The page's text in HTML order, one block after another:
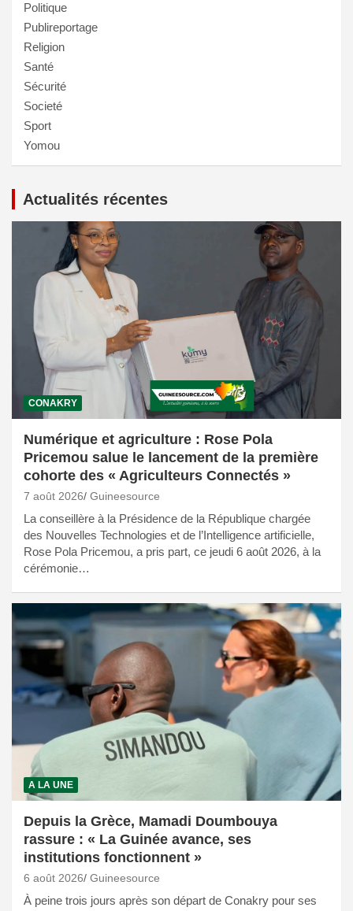
Politique
Publireportage
Religion
Santé
Sécurité
Societé
Sport
Yomou
Actualités récentes
CONAKRY
Numérique et agriculture : Rose Pola
Pricemou salue le lancement de la première
cohorte des « Agriculteurs Connectés »
7 août 2026 Guineesource
La conseillère à la Présidence de la République chargée
des Nouvelles Technologies et de l’Intelligence artificielle,
Rose Pola Pricemou, a pris part, ce jeudi 6 août 2026, à la
cérémonie…
A LA UNE
Depuis la Grèce, Mamadi Doumbouya
rassure : « La Guinée avance, ses
institutions fonctionnent »
6 août 2026 Guineesource
À peine trois jours après son départ de Conakry pour ses